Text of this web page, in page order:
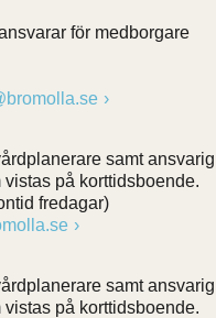
för medborgare
samt ansvarig
på korttidsboende.
fredagar)
samt ansvarig
på korttidsboende.